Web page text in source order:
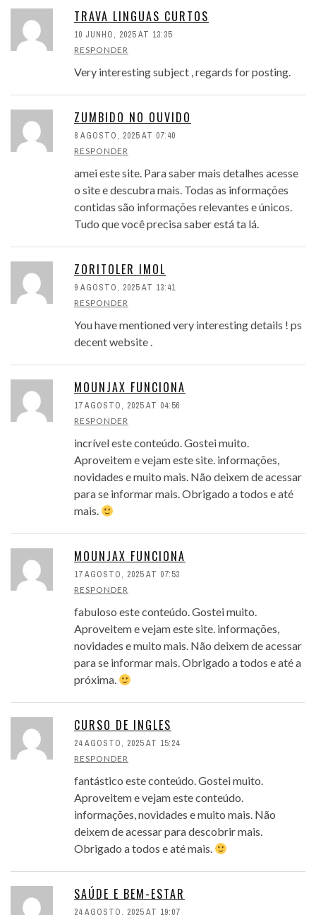
TRAVA LINGUAS CURTOS
10 JUNHO, 2025 AT 13:35
RESPONDER
Very interesting subject , regards for posting.
ZUMBIDO NO OUVIDO
8 AGOSTO, 2025 AT 07:40
RESPONDER
amei este site. Para saber mais detalhes acesse
o site e descubra mais. Todas as informações
contidas são informações relevantes e únicos.
Tudo que você precisa saber está ta lá.
ZORITOLER IMOL
9 AGOSTO, 2025 AT 13:41
RESPONDER
You have mentioned very interesting details ! ps
decent website .
MOUNJAX FUNCIONA
17 AGOSTO, 2025 AT 04:56
RESPONDER
incrível este conteúdo. Gostei muito.
Aproveitem e vejam este site. informações,
novidades e muito mais. Não deixem de acessar
para se informar mais. Obrigado a todos e até
mais.
MOUNJAX FUNCIONA
17 AGOSTO, 2025 AT 07:53
RESPONDER
fabuloso este conteúdo. Gostei muito.
Aproveitem e vejam este site. informações,
novidades e muito mais. Não deixem de acessar
para se informar mais. Obrigado a todos e até a
próxima.
CURSO DE INGLES
24 AGOSTO, 2025 AT 15:24
RESPONDER
fantástico este conteúdo. Gostei muito.
Aproveitem e vejam este conteúdo.
informações, novidades e muito mais. Não
deixem de acessar para descobrir mais.
Obrigado a todos e até mais.
SAÚDE E BEM-ESTAR
24 AGOSTO, 2025 AT 19:07